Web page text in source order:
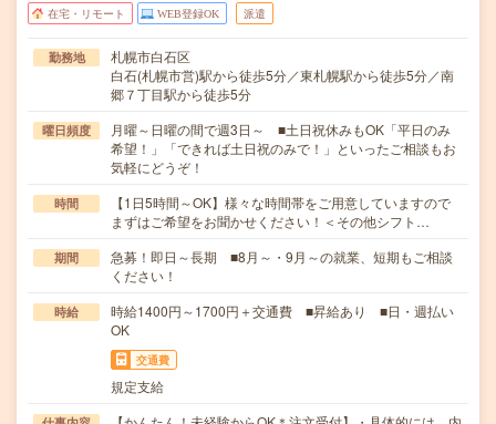
在宅・リモート WEB登録OK 派遣
勤務地
札幌市白石区
白石(札幌市営)駅から徒歩5分／東札幌駅から徒歩5分／南
郷７丁目駅から徒歩5分
曜日頻度
月曜～日曜の間で週3日～ ■土日祝休みもOK「平日のみ
希望！」「できれば土日祝のみで！」といったご相談もお
気軽にどうぞ！
時間
【1日5時間～OK】様々な時間帯をご用意していますので
まずはご希望をお聞かせください！＜その他シフト…
期間
急募！即日～長期 ■8月～・9月～の就業、短期もご相談
ください！
時給
時給1400円～1700円＋交通費 ■昇給あり ■日・週払い
OK
交通費
規定支給